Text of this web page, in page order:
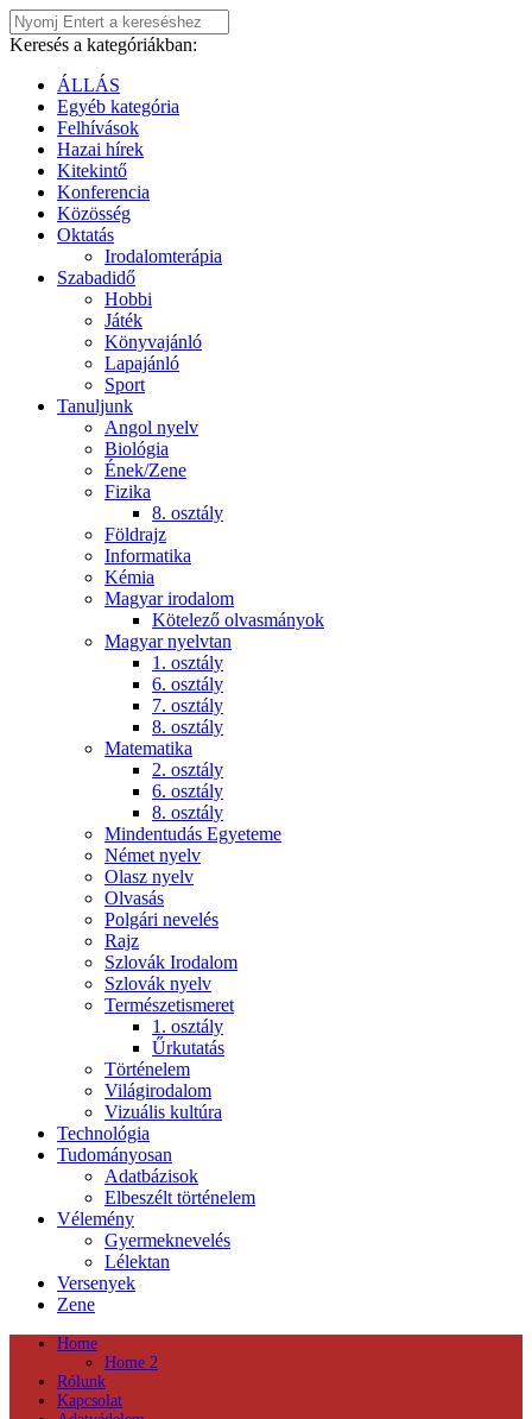
Keresés a kategóriákban:
ÁLLÁS
Egyéb kategória
Felhívások
Hazai hírek
Kitekintő
Konferencia
Közösség
Oktatás
Irodalomterápia
Szabadidő
Hobbi
Játék
Könyvajánló
Lapajánló
Sport
Tanuljunk
Angol nyelv
Biológia
Ének/Zene
Fizika
8. osztály
Földrajz
Informatika
Kémia
Magyar irodalom
Kötelező olvasmányok
Magyar nyelvtan
1. osztály
6. osztály
7. osztály
8. osztály
Matematika
2. osztály
6. osztály
8. osztály
Mindentudás Egyeteme
Német nyelv
Olasz nyelv
Olvasás
Polgári nevelés
Rajz
Szlovák Irodalom
Szlovák nyelv
Természetismeret
1. osztály
Űrkutatás
Történelem
Világirodalom
Vizuális kultúra
Technológia
Tudományosan
Adatbázisok
Elbeszélt történelem
Vélemény
Gyermeknevelés
Lélektan
Versenyek
Zene
Home
Home 2
Rólunk
Kapcsolat